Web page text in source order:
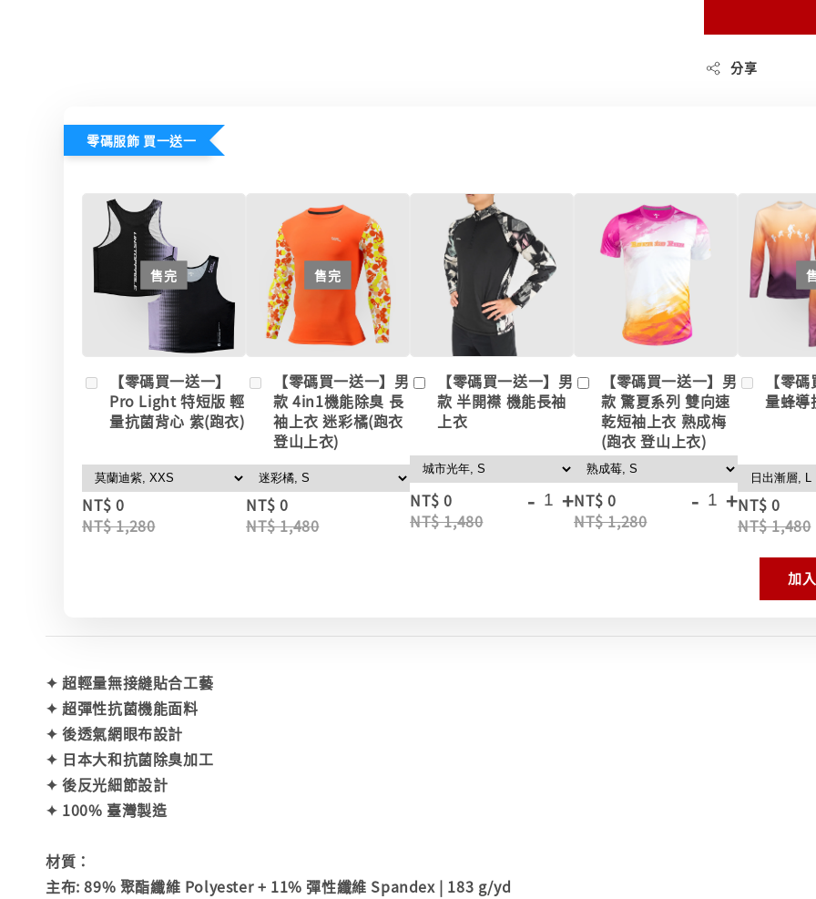
分享
零碼服飾 買一送一
售完
【零碼買一送一】
Pro Light 特短版 輕
量抗菌背心 紫(跑衣)
NT$ 0
NT$ 1,280
售完
【零碼買一送一】男
款 4in1機能除臭 長
袖上衣 迷彩橘(跑衣
登山上衣)
NT$ 0
NT$ 1,480
【零碼買一送一】男
款 半開襟 機能長袖
上衣
NT$ 0
NT$ 1,480
- +
【零碼買一送一】男
款 驚夏系列 雙向速
乾短袖上衣 熟成梅
(跑衣 登山上衣)
NT$ 0
NT$ 1,280
- +
【零
量蜂導
NT$ 0
NT$ 1,480
加
✦ 超輕量無接縫貼合工藝
✦ 超彈性抗菌機能面料
✦ 後透氣網眼布設計
✦ 日本大和抗菌除臭加工
✦ 後反光細節設計
✦ 100% 臺灣製造
材質：
主布: 89% 聚酯纖維 Polyester + 11% 彈性纖維 Spandex | 183 g/yd